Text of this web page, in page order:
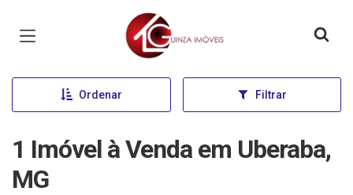
Página inicial
Ordenar Filtrar
1 Imóvel à Venda em Uberaba,
MG